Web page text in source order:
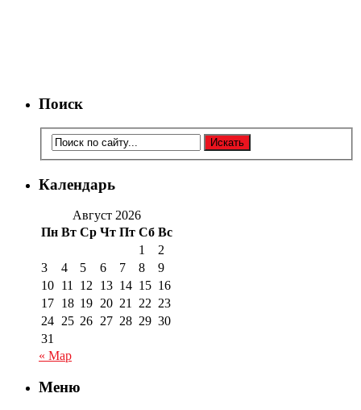
Поиск
Календарь
Август 2026
Пн Вт Ср Чт Пт Сб Вс
1
2
3
4 5 6 7 8
9
10 11 12 13 14 15 16
17 18 19 20 21 22 23
24 25 26 27 28 29 30
31
« Мар
Меню